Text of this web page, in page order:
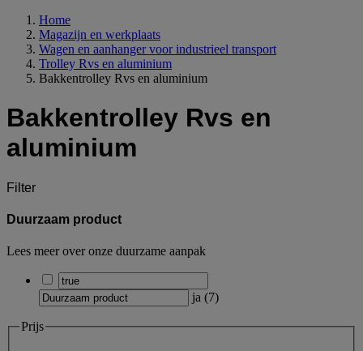
Home
Magazijn en werkplaats
Wagen en aanhanger voor industrieel transport
Trolley Rvs en aluminium
Bakkentrolley Rvs en aluminium
Bakkentrolley Rvs en
aluminium
Filter
Duurzaam product
Lees meer over onze duurzame aanpak
ja (7)
Prijs